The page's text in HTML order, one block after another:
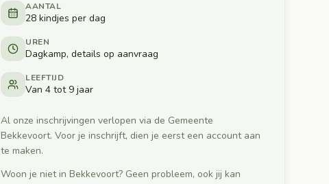
AANTAL
28 kindjes per dag
UREN
Dagkamp, details op aanvraag
LEEFTIJD
Van 4 tot 9 jaar
Al onze inschrijvingen verlopen via de Gemeente
Bekkevoort. Voor je inschrijft, dien je eerst een account aan
te maken.
Woon je niet in Bekkevoort? Geen probleem, ook jij kan